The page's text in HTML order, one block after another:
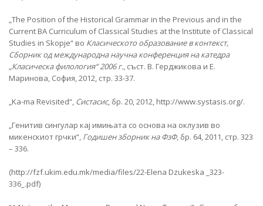
„The Position of the Historical Grammar in the Previous and in the
Current BA Curriculum of Classical Studies at the Institute of Classical
Studies in Skopje“ во Класическото образование в контекст,
Сборник од международна научна конференция на катедра
„Класическа филология“ 2006 г., съст. В. Герджикова и Е.
Маринова, София, 2012, стр. 33-37.
„Ka-ma Revisited“, Систасис, бр. 20, 2012, http://www.systasis.org/.
„Генитив сингулар кај имињата со основа на оклузив во
микенскиот грчки“, Годишен зборник на ФзФ, бр. 64, 2011, стр. 323
– 336.
(http://fzf.ukim.edu.mk/media/files/22-Elena Dzukeska _323-
336_.pdf)